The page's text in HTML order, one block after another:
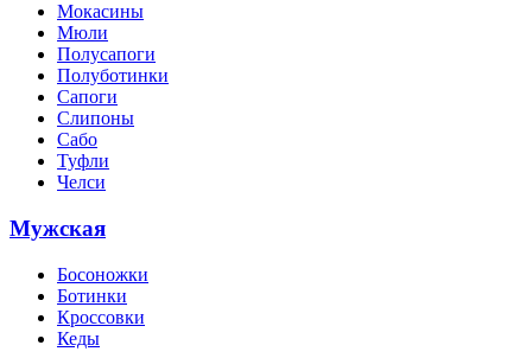
Мокасины
Мюли
Полусапоги
Полуботинки
Сапоги
Слипоны
Сабо
Туфли
Челси
Мужская
Босоножки
Ботинки
Кроссовки
Кеды